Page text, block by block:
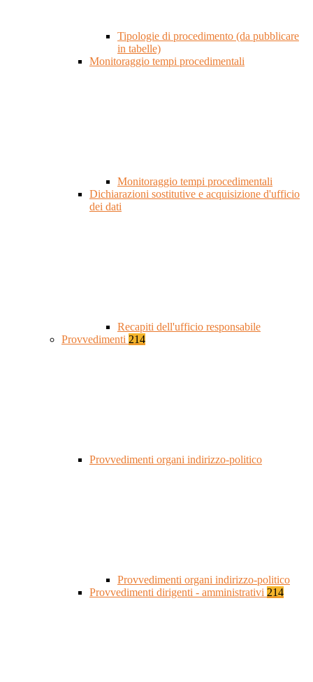
Tipologie di procedimento (da pubblicare
in tabelle)
Monitoraggio tempi procedimentali
Monitoraggio tempi procedimentali
Dichiarazioni sostitutive e acquisizione d'ufficio
dei dati
Recapiti dell'ufficio responsabile
Provvedimenti 214
Provvedimenti organi indirizzo-politico
Provvedimenti organi indirizzo-politico
Provvedimenti dirigenti - amministrativi 214